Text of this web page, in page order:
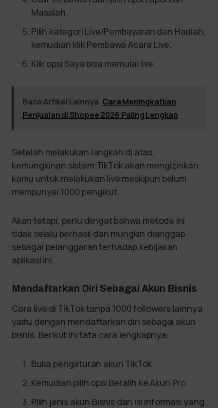
Masalah.
Pilih kategori Live/Pembayaran dan Hadiah,
kemudian klik Pembawa Acara Live.
Klik opsi Saya bisa memulai live.
Baca Artikel Lainnya Cara Meningkatkan
Penjualan di Shopee 2026 Paling Lengkap
Setelah melakukan langkah di atas,
kemungkinan sistem TikTok akan mengizinkan
kamu untuk melakukan live meskipun belum
mempunyai 1000 pengikut.
Akan tetapi, perlu diingat bahwa metode ini
tidak selalu berhasil dan mungkin dianggap
sebagai pelanggaran terhadap kebijakan
aplikasi ini.
Mendaftarkan Diri Sebagai Akun Bisnis
Cara live di TikTok tanpa 1000 followers lainnya
yaitu dengan mendaftarkan diri sebagai akun
bisnis. Berikut ini tata cara lengkapnya:
Buka pengaturan akun TikTok.
Kemudian pilih opsi Beralih ke Akun Pro.
Pilih jenis akun Bisnis dan isi informasi yang